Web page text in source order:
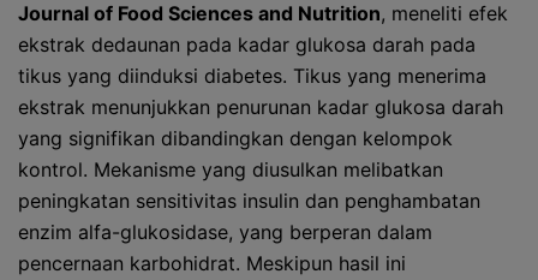
Journal of Food Sciences and Nutrition, meneliti efek
ekstrak dedaunan pada kadar glukosa darah pada
tikus yang diinduksi diabetes. Tikus yang menerima
ekstrak menunjukkan penurunan kadar glukosa darah
yang signifikan dibandingkan dengan kelompok
kontrol. Mekanisme yang diusulkan melibatkan
peningkatan sensitivitas insulin dan penghambatan
enzim alfa-glukosidase, yang berperan dalam
pencernaan karbohidrat. Meskipun hasil ini